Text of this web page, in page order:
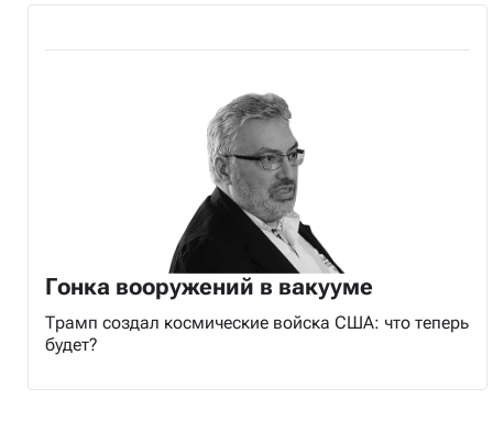
Гонка вооружений в вакууме
Трамп создал космические войска США: что теперь
будет?